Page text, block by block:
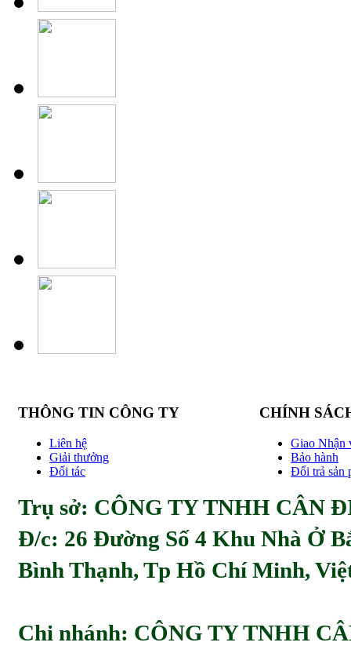
THÔNG TIN CÔNG TY
Liên hệ
Giải thưởng
Đối tác
CHÍNH
Giao Nhận
Bảo hành
Đổi trả sản
Trụ sở: CÔNG TY TNHH CÂN
Đ/c: 26 Đường Số 4 Khu Nhà Ở
Bình Thạnh, Tp Hồ Chí Minh,
Chi nhánh: CÔNG TY TNHH